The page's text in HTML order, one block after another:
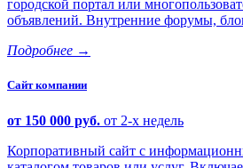
городской портал или
объявлений. Внутренние форумы,
Подробнее →
Сайт компании
от 150 000 руб. от 2-х недель
Корпоративный сайт с